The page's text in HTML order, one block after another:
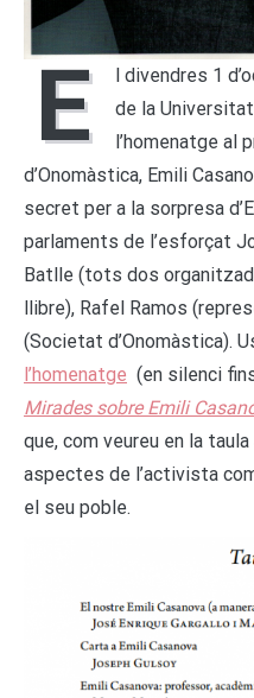
E
l divendres 1
de la
l’homenatge al
d’Onomàstica, Emili
secret per a la sorpresa
parlaments de l’esforçat
Batlle (tots dos
llibre), Rafel Ramos
(Societat d’Onomàstica).
l’homenatge (en silenci
Mirades sobre Emili
que, com veureu en la
aspectes de l’activista
el seu poble.